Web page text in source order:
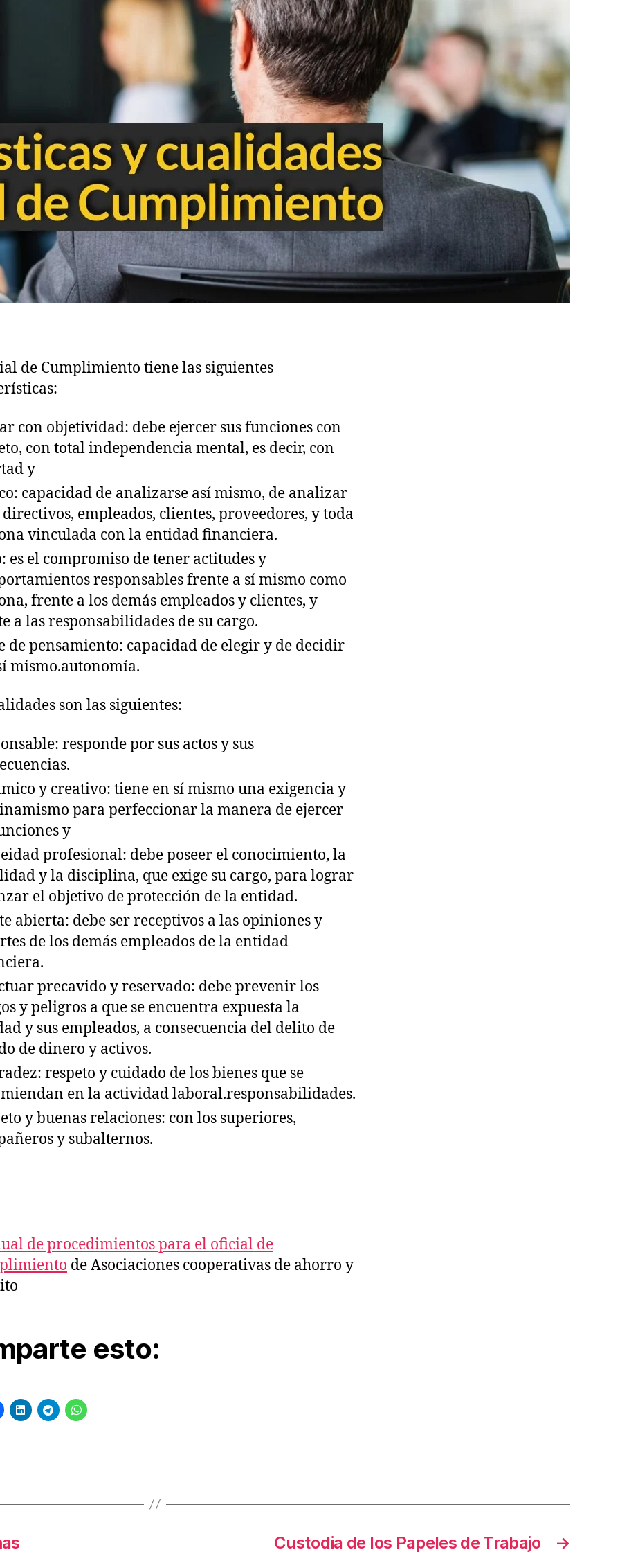
de Cumplimiento tiene las siguientes
con objetividad: debe ejercer sus funciones con
con total independencia mental, es decir, con
y
capacidad de analizarse así mismo, de analizar
directivos, empleados, clientes, proveedores, y toda
vinculada con la entidad financiera.
es el compromiso de tener actitudes y
responsables frente a sí mismo como
frente a los demás empleados y clientes, y
a las responsabilidades de su cargo.
de pensamiento: capacidad de elegir y de decidir
mismo.autonomía.
son las siguientes:
responde por sus actos y sus
y creativo: tiene en sí mismo una exigencia y
para perfeccionar la manera de ejercer
y
profesional: debe poseer el conocimiento, la
y la disciplina, que exige su cargo, para lograr
el objetivo de protección de la entidad.
abierta: debe ser receptivos a las opiniones y
de los demás empleados de la entidad
precavido y reservado: debe prevenir los
y peligros a que se encuentra expuesta la
y sus empleados, a consecuencia del delito de
de dinero y activos.
respeto y cuidado de los bienes que se
en la actividad laboral.responsabilidades.
y buenas relaciones: con los superiores,
y subalternos.
de procedimientos para el oficial de
de Asociaciones cooperativas de ahorro y
esto:
→
Custodia de los Papeles de Trabajo